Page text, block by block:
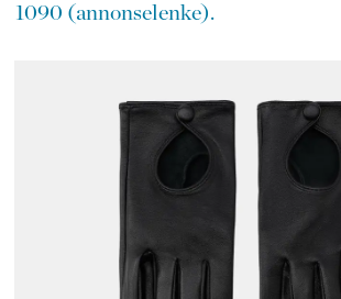
1090 (annonselenke).